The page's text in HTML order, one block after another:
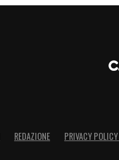
REDAZIONE PRIVACY